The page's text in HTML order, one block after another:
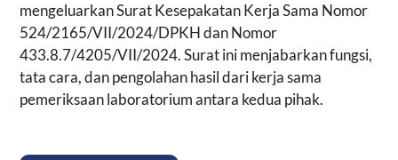
mengeluarkan Surat Kesepakatan Kerja Sama Nomor
524/2165/VII/2024/DPKH dan Nomor
433.8.7/4205/VII/2024. Surat ini menjabarkan fungsi,
tata cara, dan pengolahan hasil dari kerja sama
pemeriksaan laboratorium antara kedua pihak.